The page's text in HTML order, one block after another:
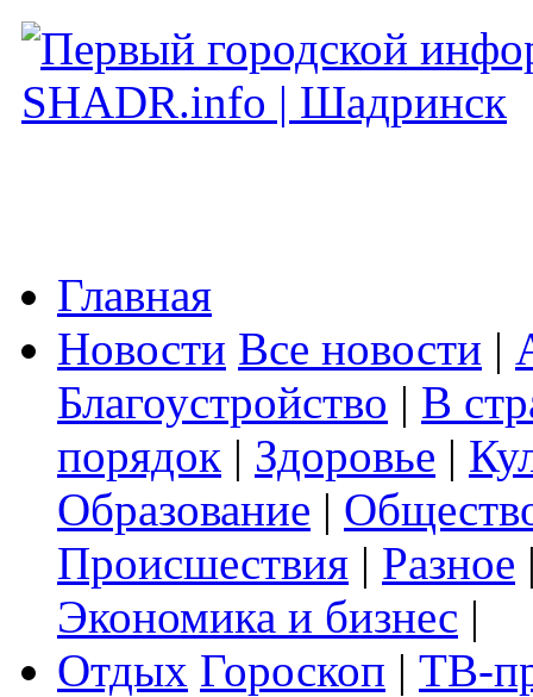
Главная
Новости Все новости |
Благоустройство | В
порядок | Здоровье |
Образование |
Происшествия | Разное
Экономика и бизнес |
Отдых Гороскоп | ТВ-